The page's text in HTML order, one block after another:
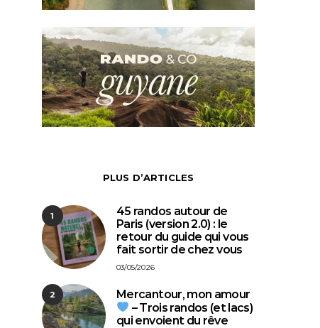
PLUS D’ARTICLES
1
45 randos autour de
Paris (version 2.0) : le
retour du guide qui vous
fait sortir de chez vous
03/05/2026
2
Mercantour, mon amour
– Trois randos (et lacs)
qui envoient du rêve